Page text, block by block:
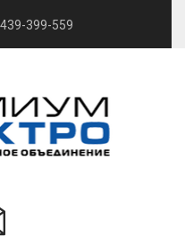
399-559